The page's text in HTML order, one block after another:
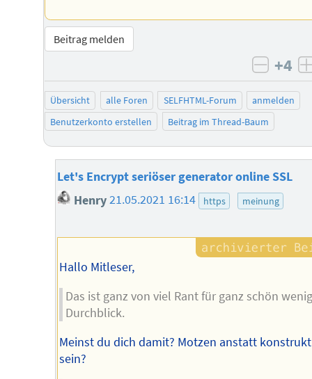
Beitrag melden
+4
Übersicht alle Foren SELFHTML-Forum
anmelden
Benutzerkonto erstellen
Beitrag im Thread-Baum
Let's Encrypt seriöser generator online SSL
Henry21.05.2021 16:14 https meinung
Hallo Mitleser,
Das ist ganz von viel Rant für ganz schön
Durchblick.
Meinst du dich damit? Motzen anstatt
sein?